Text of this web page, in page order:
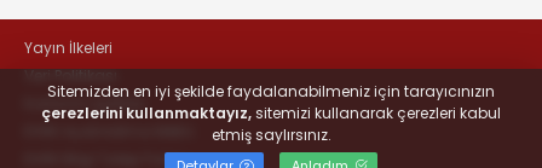
Yayın İlkeleri
Veri Politikası
Kullanım Şartları
KVKK Bilgi Talep Formu
Sitemizden en iyi şekilde faydalanabilmeniz için tarayıcınızın
çerezlerini kullanmaktayız,sitemizi kullanarak çerezleri kabul
etmiş saylırsınız.